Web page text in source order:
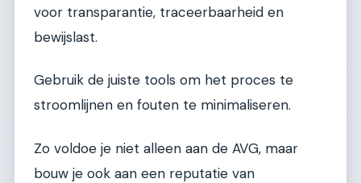
voor transparantie, traceerbaarheid en
bewijslast.
Gebruik de juiste tools om het proces te
stroomlijnen en fouten te minimaliseren.
Zo voldoe je niet alleen aan de AVG, maar
bouw je ook aan een reputatie van